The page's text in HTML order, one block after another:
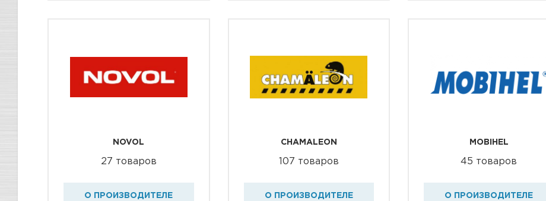
NOVOL
27 товаров
О ПРОИЗВОДИТЕЛЕ
CHAMALEON
107 товаров
О ПРОИЗВОДИТЕЛЕ
MOBIHEL
45 товаров
О ПРОИЗВОДИТЕЛЕ